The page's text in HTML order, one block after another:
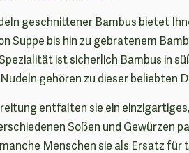
geschnittener Bambus bietet
Suppe bis hin zu gebratenem
ist sicherlich Bambus in
gehören zu dieser beliebten
entfalten sie ein
Soßen und Gewürzen
Menschen sie als Ersatz